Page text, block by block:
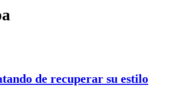
de recuperar su estilo